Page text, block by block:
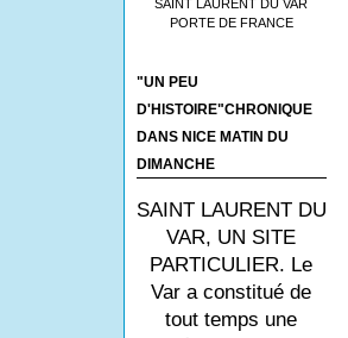
SAINT LAURENT DU VAR
PORTE DE FRANCE
"UN PEU
D'HISTOIRE"CHRONIQUE
DANS NICE MATIN DU
DIMANCHE
SAINT LAURENT DU
VAR, UN SITE
PARTICULIER. Le
Var a constitué de
tout temps une